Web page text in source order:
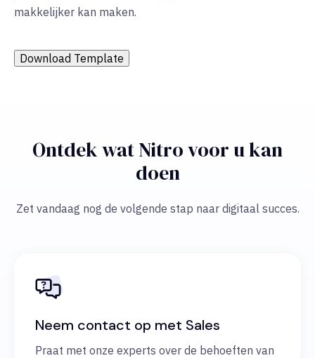
makkelijker kan maken.
Download Template
Ontdek wat Nitro voor u kan
doen
Zet vandaag nog de volgende stap naar digitaal succes.
Neem contact op met Sales
Praat met onze experts over de behoeften van